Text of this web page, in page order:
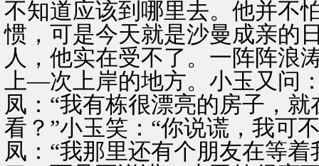
不知道应该到哪里去。他并不
惯，可是今天就是沙曼成亲的
人，他实在受不了。一阵阵浪
上—次上岸的地方。小玉又问
凤：“我有栋很漂亮的房子，
看？”小玉笑：“你说谎，我可
凤：“我那里还有个朋友在等